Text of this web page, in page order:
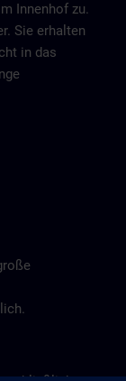
Innenhof zu.
Sie erhalten
in das